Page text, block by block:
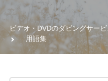
ビデオ・DVDのダビングサー
用語集